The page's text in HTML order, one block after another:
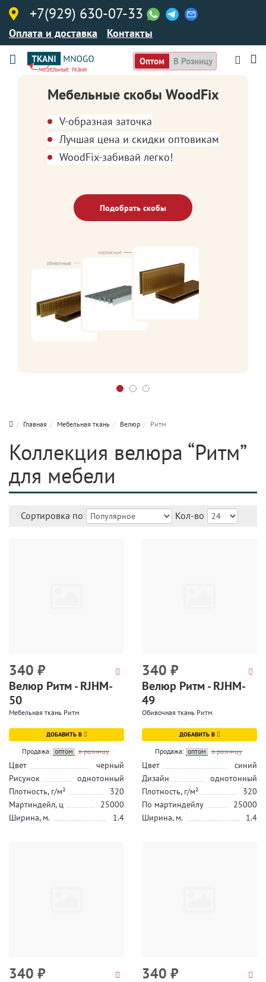
+7(929) 630-07-33
Оплата и доставка Контакты
Оптом В Розницу
Мебельные скобы WoodFix
V-образная заточка
Лучшая цена и скидки оптовикам
WoodFix-забивай легко!
Подобрать скобы
Главная Мебельная ткань Велюр Ритм
Коллекция велюра “Ритм”
для мебели
Сортировка по Кол-во
340 ₽
Велюр Ритм - RJHM-
50
Мебельная ткань Ритм
ДОБАВИТЬ В
Продажа: оптом в розницу
Цвет
черный
Рисунок
однотонный
Плотность, г/м²
320
Мартиндейл, ц
25000
Ширина, м.
1.4
340 ₽
Велюр Ритм - RJHM-
49
Обивочная ткань Ритм
ДОБАВИТЬ В
Продажа: оптом в розницу
Цвет
синий
Дизайн
однотонный
Плотность, г/м²
320
По мартиндейлу
25000
Ширина, м.
1.4
340 ₽ 340 ₽